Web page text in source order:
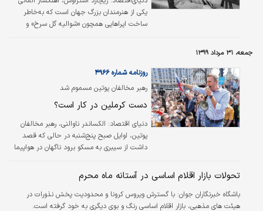
در کسب سهم بازار با به‌کارگیری تیم…
یکی از هنرمندان بزرگ جهان است که به‌خاطر
ساخت اپرا‌هایی همچون «شوالیه گل سرخ» و
و بعد از حمام پشت میز صبحانه می‌نشست. در
طول دوران زندگی عادت کرده بود صبحانه‌ای
مفصل بخورد. سه عدد تخم‌مرغ، چای و مربای
خانگی غذاهای ثابت صبحانه‌اش را تشکیل
می‌دادند. بعد از آن برای پیاده‌روی از خانه بیرون
می‌رفت و وقتی برمی‌گشت کارش را آغاز می‌کرد.…
جمعه، ۳۱ مرداد ۱۳۹۹
رهبر مخالفان پوتین مسموم شد
روزنامه شماره ۴۹۶۶
دست کرملین در کار است؟
دنیای اقتصاد: الکساندر ناوالنی، رهبر مخالفان
پوتین، اوایل صبح پنج‌شنبه در حالی که قصد
داشت از سیبری به مسکو برود ناگهان در هواپیما
داشت و در آنجا وی را به بیمارستان منتقل کردند.
آگوست برای نیویورک تایمز نوشت، او در فرودگاه
صبحانه‌ای سرپایی خورد با یک لیوان چای در یک
تحولات بازار اقلام اساسی در آستانه ماه محرم
باشگاه خبرنگاران جوان: با گسترش ویروس کرونا و محدودیت پخش نذورات در
هیئت های مذهبی، بازار اقلام اساسی رنگ و بوی دیگری به خود گرفته است.